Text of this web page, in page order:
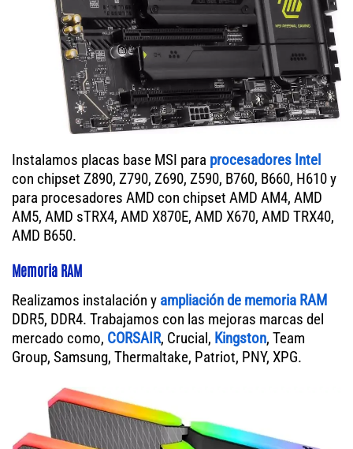
Instalamos placas base MSI para procesadores Intel
con chipset Z890, Z790, Z690, Z590, B760, B660, H610 y
para procesadores AMD con chipset AMD AM4, AMD
AM5, AMD sTRX4, AMD X870E, AMD X670, AMD TRX40,
AMD B650.
Memoria RAM
Realizamos instalación y ampliación de memoria RAM
DDR5, DDR4. Trabajamos con las mejoras marcas del
mercado como, CORSAIR, Crucial, Kingston, Team
Group, Samsung, Thermaltake, Patriot, PNY, XPG.